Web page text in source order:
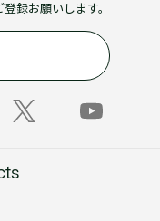
録お願いします。